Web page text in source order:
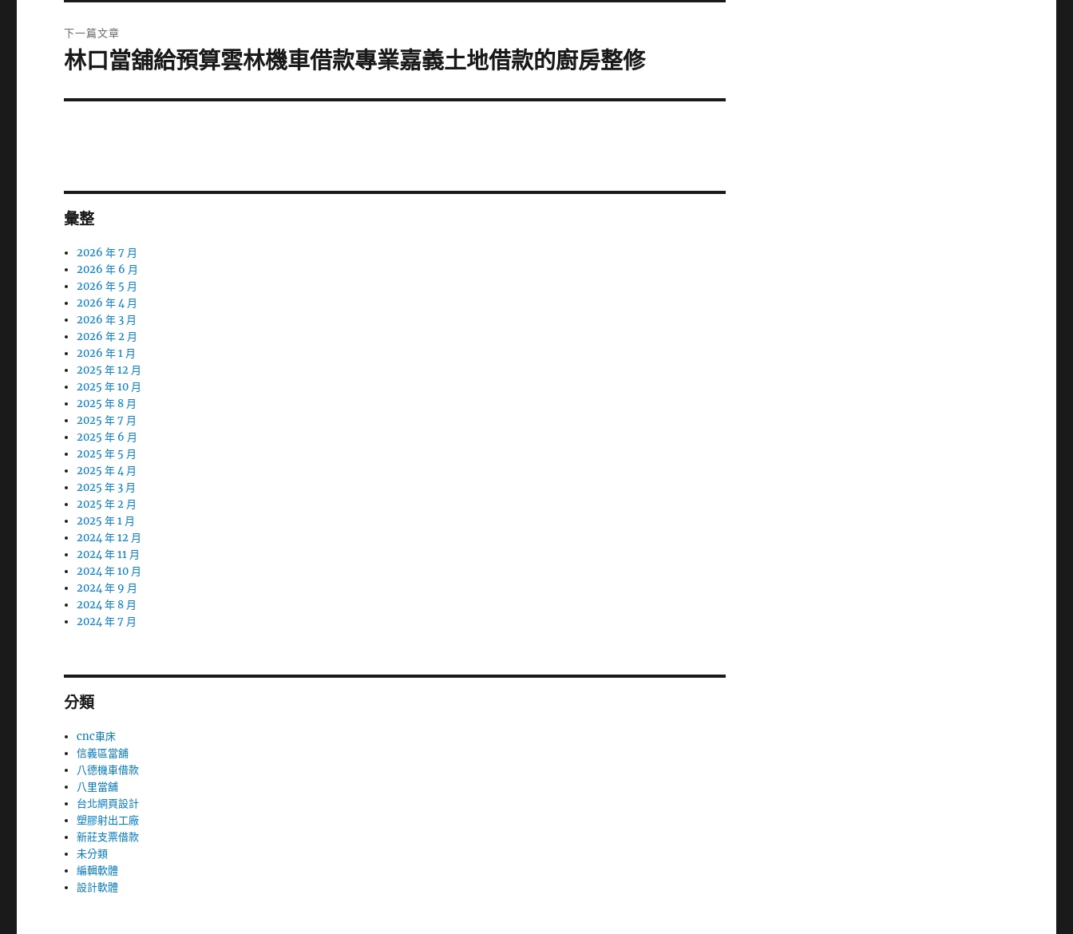
文
章:
下一篇文章
下
篇
林口當舖給預算雲林機車借款專業嘉義土地借款的廚房整修
彙整
2026 年 7 月
2026 年 6 月
2026 年 5 月
2026 年 4 月
2026 年 3 月
2026 年 2 月
2026 年 1 月
2025 年 12 月
2025 年 10 月
2025 年 8 月
2025 年 7 月
2025 年 6 月
2025 年 5 月
2025 年 4 月
2025 年 3 月
2025 年 2 月
2025 年 1 月
2024 年 12 月
2024 年 11 月
2024 年 10 月
2024 年 9 月
2024 年 8 月
2024 年 7 月
分類
cnc車床
信義區當舖
八德機車借款
八里當舖
台北網頁設計
塑膠射出工廠
新莊支票借款
未分類
編輯軟體
設計軟體